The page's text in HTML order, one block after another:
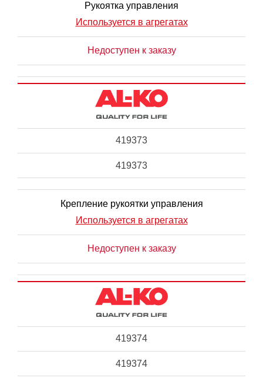
Рукоятка управления
Используется в агрегатах
Недоступен к заказу
419373
419373
Крепление рукоятки управления
Используется в агрегатах
Недоступен к заказу
419374
419374